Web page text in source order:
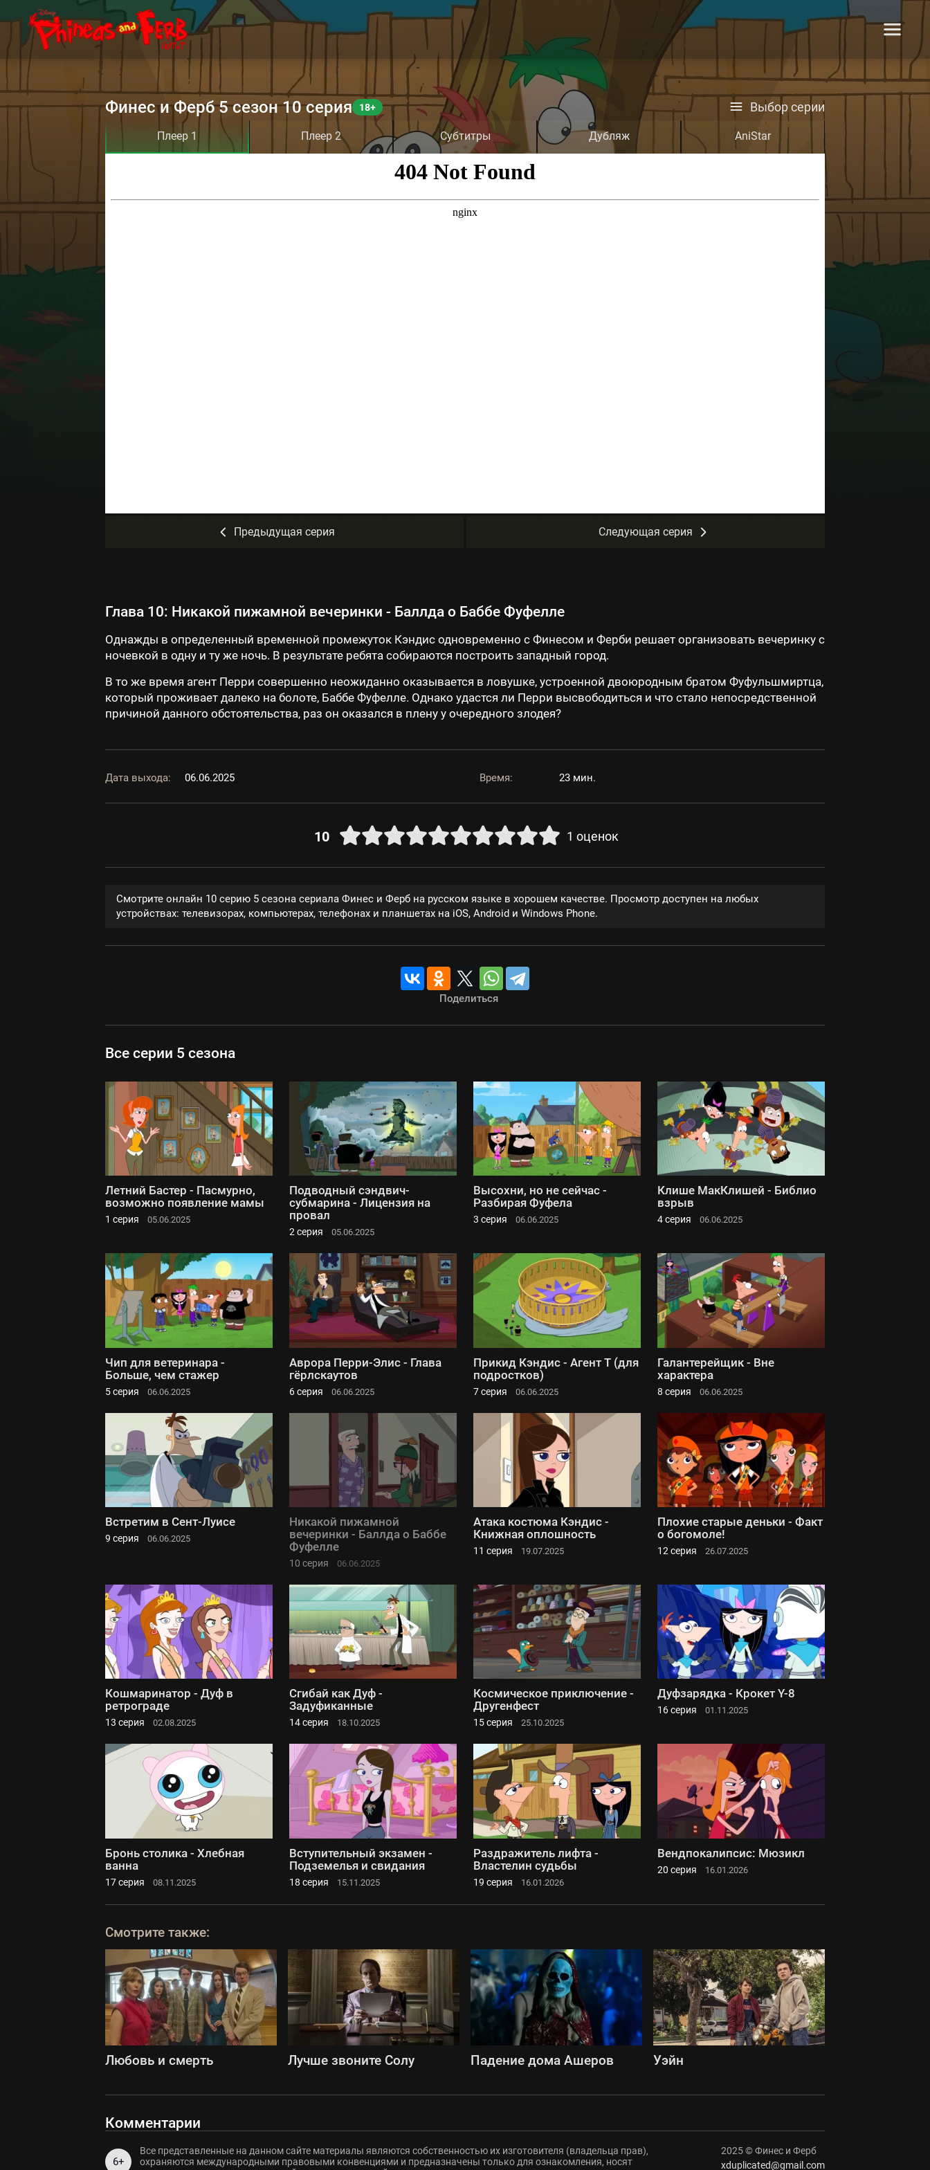
Финес и Ферб 5 сезон 10 серия Выбор серии
Плеер 1 Плеер 2 Субтитры Дубляж AniStar
Предыдущая серия Следующая серия
Глава 10: Никакой пижамной вечеринки - Баллда о Баббе Фуфелле
Однажды в определенный временной промежуток Кэндис одновременно с Финесом и Ферби решает организовать вечеринку с
ночевкой в одну и ту же ночь. В результате ребята собираются построить западный город.
В то же время агент Перри совершенно неожиданно оказывается в ловушке, устроенной двоюродным братом Фуфульшмиртца,
который проживает далеко на болоте, Баббе Фуфелле. Однако удастся ли Перри высвободиться и что стало непосредственной
причиной данного обстоятельства, раз он оказался в плену у очередного злодея?
Дата выхода: 06.06.2025 Время: 23 мин.
10 1 оценок
Смотрите онлайн 10 серию 5 сезона сериала Финес и Ферб на русском языке в хорошем качестве. Просмотр доступен на любых
устройствах: телевизорах, компьютерах, телефонах и планшетах на iOS, Android и Windows Phone.
Поделиться
Все серии 5 сезона
Летний Бастер - Пасмурно,
возможно появление мамы
1 серия 05.06.2025
Подводный сэндвич-
субмарина - Лицензия на
провал
2 серия 05.06.2025
Высохни, но не сейчас -
Разбирая Фуфела
3 серия 06.06.2025
Клише МакКлишей - Библио
взрыв
4 серия 06.06.2025
Чип для ветеринара -
Больше, чем стажер
5 серия 06.06.2025
Аврора Перри-Элис - Глава
гёрлскаутов
6 серия 06.06.2025
Прикид Кэндис - Агент Т (для
подростков)
7 серия 06.06.2025
Галантерейщик - Вне
характера
8 серия 06.06.2025
Встретим в Сент-Луисе
9 серия 06.06.2025
Никакой пижамной
вечеринки - Баллда о Баббе
Фуфелле
10 серия 06.06.2025
Атака костюма Кэндис -
Книжная оплошность
11 серия 19.07.2025
Плохие старые деньки - Факт
о богомоле!
12 серия 26.07.2025
Кошмаринатор - Дуф в
ретрограде
13 серия 02.08.2025
Сгибай как Дуф -
Задуфиканные
14 серия 18.10.2025
Космическое приключение -
Другенфест
15 серия 25.10.2025
Дуфзарядка - Крокет Y-8
16 серия 01.11.2025
Бронь столика - Хлебная
ванна
17 серия 08.11.2025
Вступительный экзамен -
Подземелья и свидания
18 серия 15.11.2025
Раздражитель лифта -
Властелин судьбы
19 серия 16.01.2026
Вендпокалипсис: Мюзикл
20 серия 16.01.2026
Смотрите также:
Любовь и смерть Лучше звоните Солу Падение дома Ашеров Уэйн
Комментарии
6+
Все представленные на данном сайте материалы являются собственностью их изготовителя (владельца прав),
охраняются международными правовыми конвенциями и предназначены только для ознакомления, носят
2025 © Финес и Ферб
xduplicated@gmail.com